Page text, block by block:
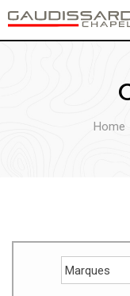
Skip
to
Home